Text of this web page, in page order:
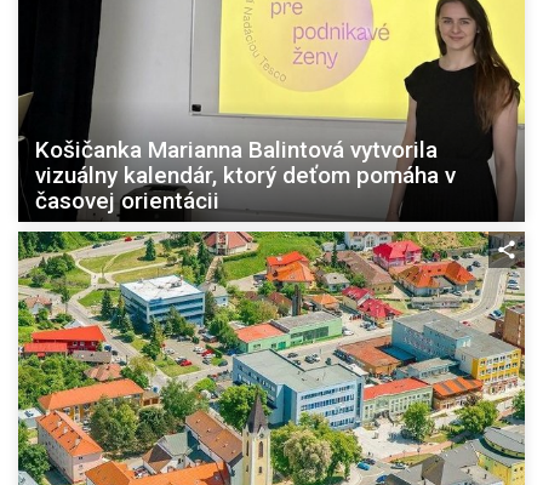
Košičanka Marianna Balintová vytvorila
vizuálny kalendár, ktorý deťom pomáha v
časovej orientácii